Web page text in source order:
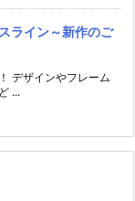
ライン～新作のご
デザインやフレーム
...